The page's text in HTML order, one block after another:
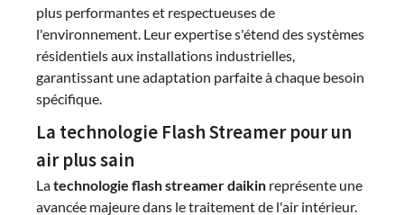
plus performantes et respectueuses de
l'environnement. Leur expertise s'étend des systèmes
résidentiels aux installations industrielles,
garantissant une adaptation parfaite à chaque besoin
spécifique.
La technologie Flash Streamer pour un
air plus sain
Latechnologie flash streamer daikin représente une
avancée majeure dans le traitement de l'air intérieur.